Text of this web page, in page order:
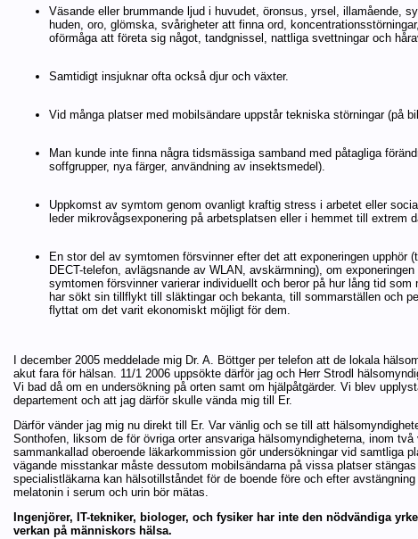
Väsande eller brummande ljud i huvudet, öronsus, yrsel, illamående,
huden, oro, glömska, svårigheter att finna ord,
oförmåga att företa sig något, tandgnissel, nattliga svettningar och
Samtidigt insjuknar ofta också djur och växter.
Vid många platser med mobilsändare uppstår tekniska störningar (på
Man kunde inte finna några tidsmässiga samband med påtagliga
soffgrupper, nya färger, användning av insektsmedel).
Uppkomst av symtom genom ovanligt kraftig stress i arbetet eller
leder mikrovågsexponering på arbetsplatsen eller i hemmet till extrem
En stor del av symtomen försvinner efter det att exponeringen upphör
DECT-telefon, avlägsnande av WLAN, avskärmning), om
symtomen försvinner varierar individuellt och beror på hur lång tid
har sökt sin tillflykt till släktingar och bekanta, till sommarställen och
flyttat om det varit ekonomiskt möjligt för dem.
I december 2005 meddelade mig Dr. A. Böttger per telefon att de lokala
akut fara för hälsan. 11/1 2006 uppsökte därför jag och Herr Strodl
Vi bad då om en undersökning på orten samt om hjälpåtgärder. Vi blev
departement och att jag därför skulle vända mig till Er.
Därför vänder jag mig nu direkt till Er. Var vänlig och se till att
Sonthofen, liksom de för övriga orter ansvariga hälsomyndigheterna, inom
sammankallad oberoende läkarkommission gör undersökningar vid samtliga
vägande misstankar måste dessutom mobilsändarna på vissa platser
specialistläkarna kan hälsotillståndet för de boende före och efter
melatonin i serum och urin bör mätas.
Ingenjörer, IT-tekniker, biologer, och fysiker har inte den nödvändiga
verkan på människors hälsa.